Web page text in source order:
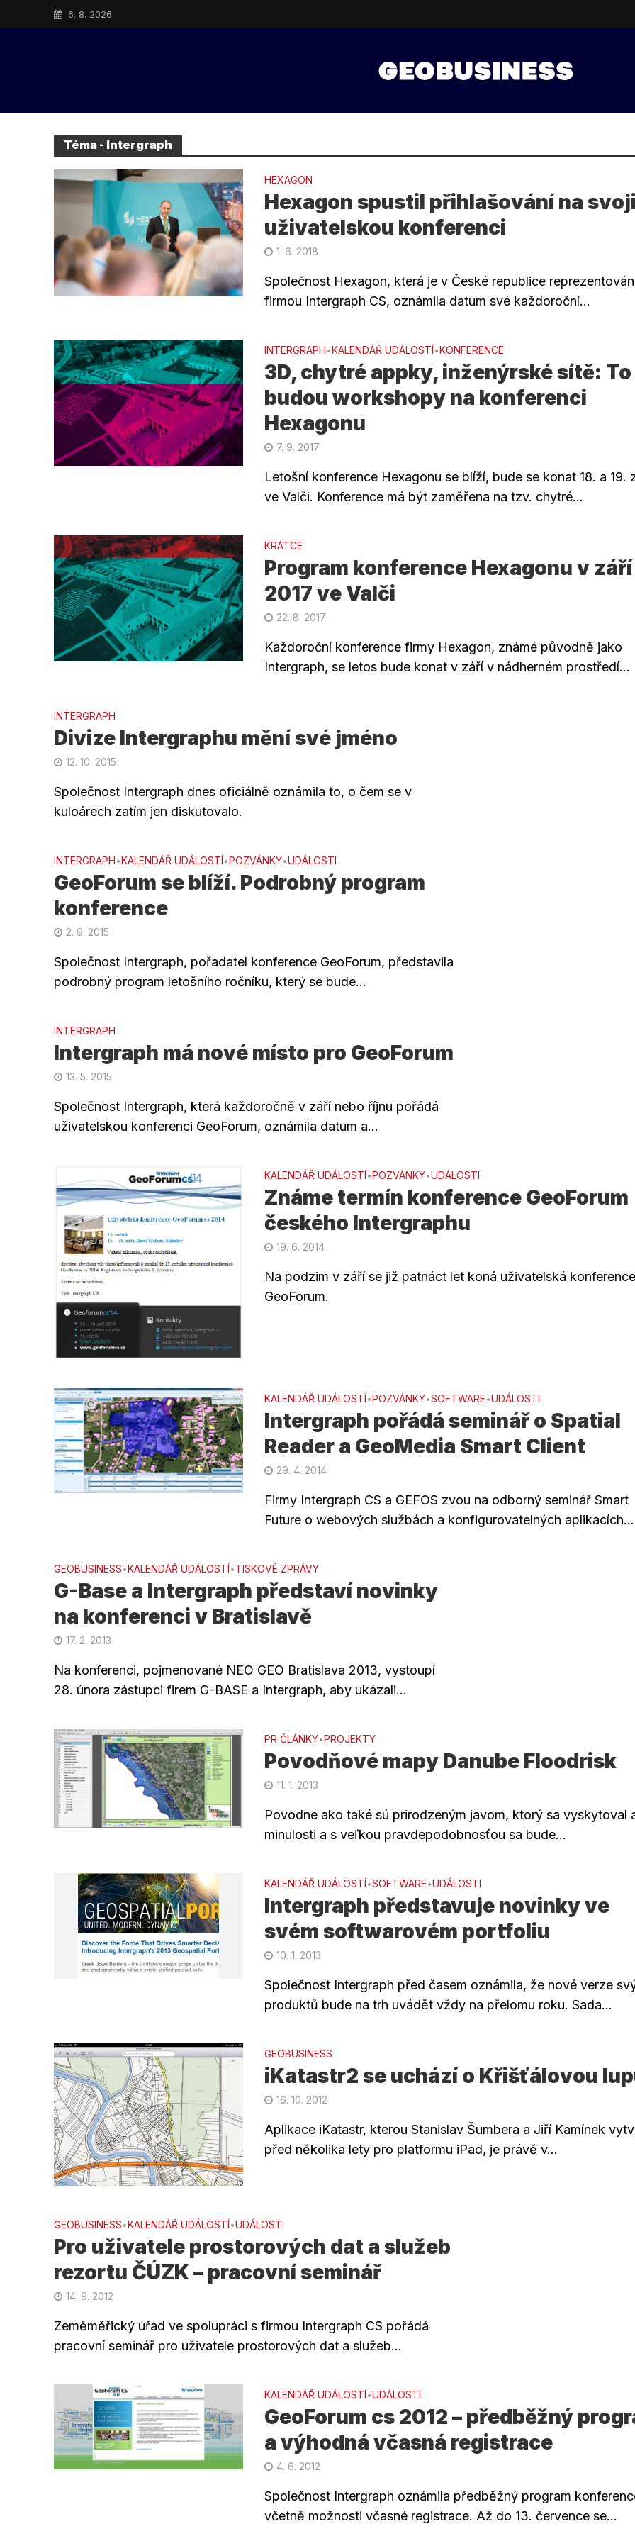
6. 8. 2026
Téma - Intergraph
HEXAGON
Hexagon spustil přihlašování na
uživatelskou konferenci
1. 6. 2018
Společnost Hexagon, která je v České republice
firmou Intergraph CS, oznámila datum své každoroční...
INTERGRAPH•KALENDÁŘ UDÁLOSTÍ•KONFERENCE
3D, chytré appky, inženýrské sítě: To
budou workshopy na konferenci
Hexagonu
7. 9. 2017
Letošní konference Hexagonu se blíží, bude se konat 18. a 19.
ve Valči. Konference má být zaměřena na tzv. chytré...
KRÁTCE
Program konference Hexagonu v září
2017 ve Valči
22. 8. 2017
Každoroční konference firmy Hexagon, známé původně jako
Intergraph, se letos bude konat v září v nádherném prostředí...
INTERGRAPH
Divize Intergraphu mění své jméno
12. 10. 2015
Společnost Intergraph dnes oficiálně oznámila to, o čem se v
kuloárech zatím jen diskutovalo.
INTERGRAPH•KALENDÁŘ UDÁLOSTÍ•POZVÁNKY•UDÁLOSTI
GeoForum se blíží. Podrobný program
konference
2. 9. 2015
Společnost Intergraph, pořadatel konference GeoForum, představila
podrobný program letošního ročníku, který se bude...
INTERGRAPH
Intergraph má nové místo pro GeoForum
13. 5. 2015
Společnost Intergraph, která každoročně v září nebo říjnu pořádá
uživatelskou konferenci GeoForum, oznámila datum a...
KALENDÁŘ UDÁLOSTÍ•POZVÁNKY•UDÁLOSTI
Známe termín konference GeoForum
českého Intergraphu
19. 6. 2014
Na podzim v září se již patnáct let koná uživatelská
GeoForum.
KALENDÁŘ UDÁLOSTÍ•POZVÁNKY•SOFTWARE•UDÁLOSTI
Intergraph pořádá seminář o Spatial
Reader a GeoMedia Smart Client
29. 4. 2014
Firmy Intergraph CS a GEFOS zvou na odborný seminář Smart
Future o webových službách a konfigurovatelných aplikacích...
GEOBUSINESS•KALENDÁŘ UDÁLOSTÍ•TISKOVÉ ZPRÁVY
G-Base a Intergraph představí novinky
na konferenci v Bratislavě
17. 2. 2013
Na konferenci, pojmenované NEO GEO Bratislava 2013, vystoupí
28. února zástupci firem G-BASE a Intergraph, aby ukázali...
PR ČLÁNKY•PROJEKTY
Povodňové mapy Danube Floodrisk
11. 1. 2013
Povodne ako také sú prirodzeným javom, ktorý sa vyskytoval
minulosti a s veľkou pravdepodobnosťou sa bude...
KALENDÁŘ UDÁLOSTÍ•SOFTWARE•UDÁLOSTI
Intergraph představuje novinky ve
svém softwarovém portfoliu
10. 1. 2013
Společnost Intergraph před časem oznámila, že nové verze
produktů bude na trh uvádět vždy na přelomu roku. Sada...
GEOBUSINESS
iKatastr2 se uchází o Křišťálovou
16. 10. 2012
Aplikace iKatastr, kterou Stanislav Šumbera a Jiří Kamínek
před několika lety pro platformu iPad, je právě v...
GEOBUSINESS•KALENDÁŘ UDÁLOSTÍ•UDÁLOSTI
Pro uživatele prostorových dat a služeb
rezortu ČÚZK – pracovní seminář
14. 9. 2012
Zeměměřický úřad ve spolupráci s firmou Intergraph CS pořádá
pracovní seminář pro uživatele prostorových dat a služeb...
KALENDÁŘ UDÁLOSTÍ•UDÁLOSTI
GeoForum cs 2012 – předběžný
a výhodná včasná registrace
4. 6. 2012
Společnost Intergraph oznámila předběžný program
včetně možnosti včasné registrace. Až do 13. července se...